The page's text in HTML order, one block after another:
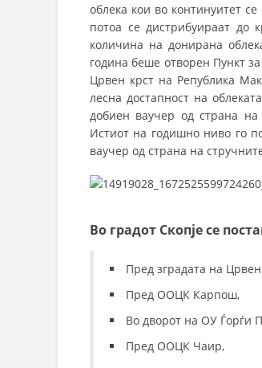
облека кои во континуитет
потоа се дистрибуираат до
количина на донирана
година беше отворен Пункт
Црвен крст на Република
лесна достапност на
добиен ваучер од страна на
Истиот на годишно ниво го
ваучер од страна на
Во градот Скопје се
Пред зградата на
Пред ООЦК Карпош,
Во дворот на ОУ Ѓорѓи
Пред ООЦК Чаир,